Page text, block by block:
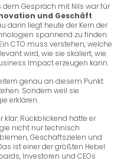
Gespräch mit Nils war für
und Geschäft
darin liegt heute der Kern der
spannend zu finden.
CTO muss verstehen, welche
wird, wie sie skaliert, wie
Impact erzeugen kann.
genau an diesem Punkt.
Sondern weil sie
erklären.
klar: Rückblickend hätte er
nicht nur technisch
Geschäftszielen und
ist einer der größten Hebel
Investoren und CEOs